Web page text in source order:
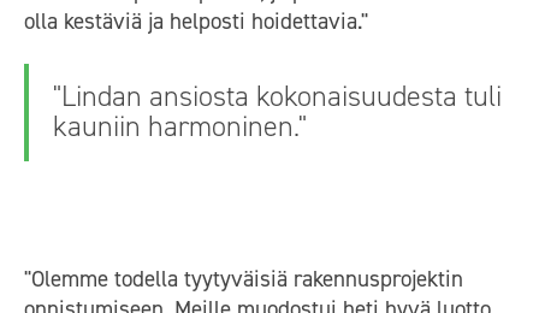
olla kestäviä ja helposti hoidettavia."
"Lindan ansiosta kokonaisuudesta tuli
kauniin harmoninen."
"Olemme todella tyytyväisiä rakennusprojektin